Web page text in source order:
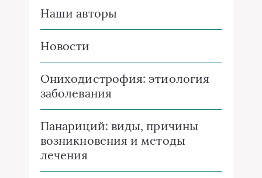
Наши авторы
Новости
Ониходистрофия: этиология
заболевания
Панариций: виды, причины
возникновения и методы
лечения